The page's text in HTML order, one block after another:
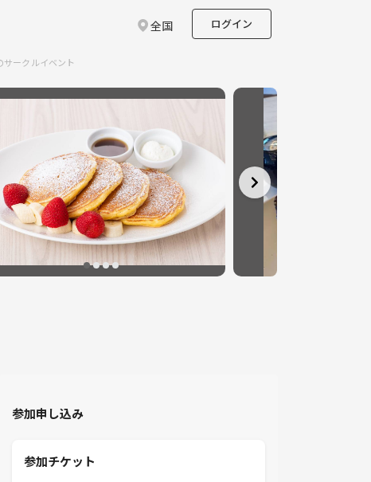
全国 ログイン
ークルイベント
参加申し込み
参加チケット